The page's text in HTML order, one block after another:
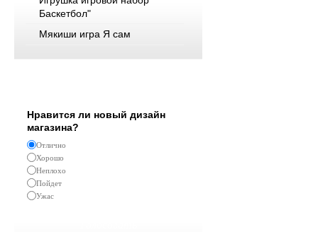
Баскетбол"
Мякиши игра Я сам
Нравится ли новый дизайн
магазина?
Отлично
Хорошо
Неплохо
Пойдет
Ужас